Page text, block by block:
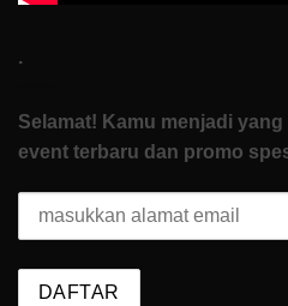
.
Selamat! Kamu menjadi
event terbaru dan promo